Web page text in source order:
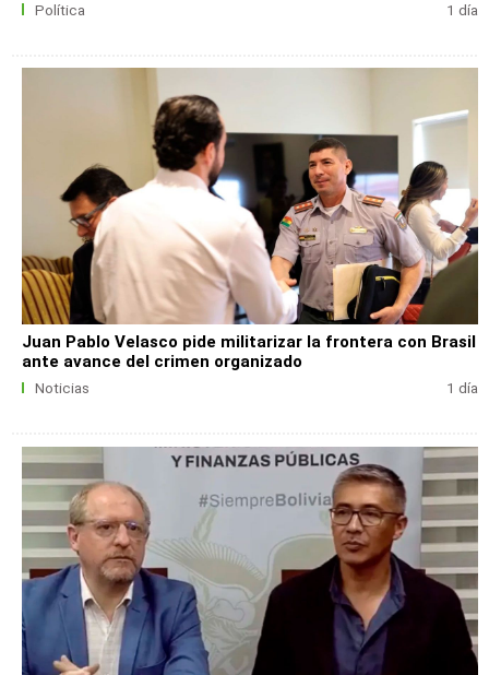
Política 1 día
Juan Pablo Velasco pide militarizar la frontera con Brasil
ante avance del crimen organizado
Noticias 1 día